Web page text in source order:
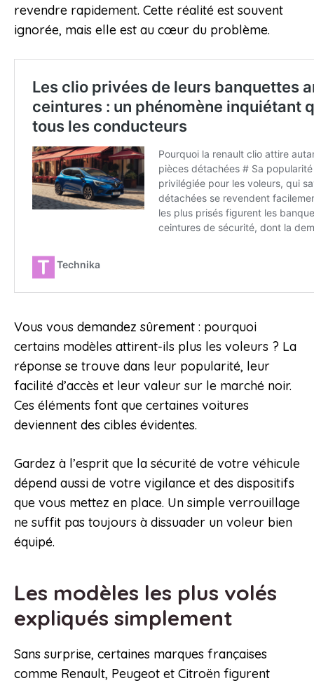
revendre rapidement. Cette réalité est souvent
ignorée, mais elle est au cœur du problème.
Vous vous demandez sûrement : pourquoi
certains modèles attirent-ils plus les voleurs ? La
réponse se trouve dans leur popularité, leur
facilité d’accès et leur valeur sur le marché noir.
Ces éléments font que certaines voitures
deviennent des cibles évidentes.
Gardez à l’esprit que la sécurité de votre véhicule
dépend aussi de votre vigilance et des dispositifs
que vous mettez en place. Un simple verrouillage
ne suffit pas toujours à dissuader un voleur bien
équipé.
Les modèles les plus volés
expliqués simplement
Sans surprise, certaines marques françaises
comme Renault, Peugeot et Citroën figurent